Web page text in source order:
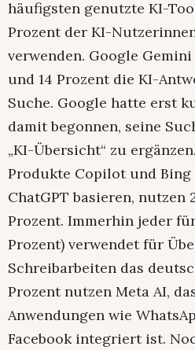
häufigsten genutzte KI-
Prozent der KI-
verwenden. Google
und 14 Prozent die KI-
Suche. Google hatte erst
damit begonnen, seine
„KI-Übersicht“ zu
Produkte Copilot und Bing
ChatGPT basieren, nutzen
Prozent. Immerhin jeder
Prozent) verwendet für
Schreibarbeiten das
Prozent nutzen Meta AI,
Anwendungen wie
Facebook integriert ist.